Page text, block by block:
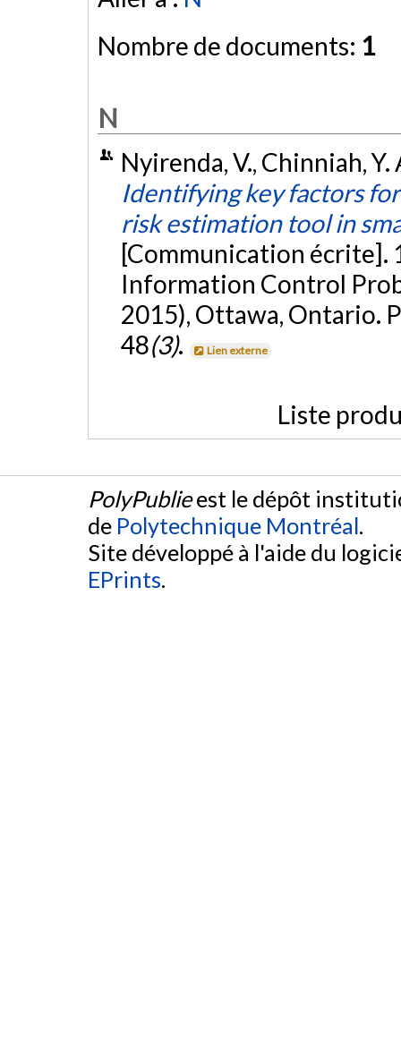
Nombre de documents: 1
N
Nyirenda, V., Chinniah,
Identifying key factors
risk estimation tool in
[Communication écrite].
Information Control
2015), Ottawa, Ontario.
48(3). Lien externe
Liste
PolyPublieest le dépôt
de Polytechnique Montréal.
Site développé à l'aide du
EPrints.